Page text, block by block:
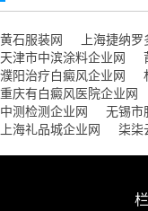
黄石服装网 上海捷纳
天津市中滨涂料企业网
濮阳治疗白癜风企业网
重庆有白癜风医院企业网
中测检测企业网
无锡市
上海礼品城企业网
柒柒